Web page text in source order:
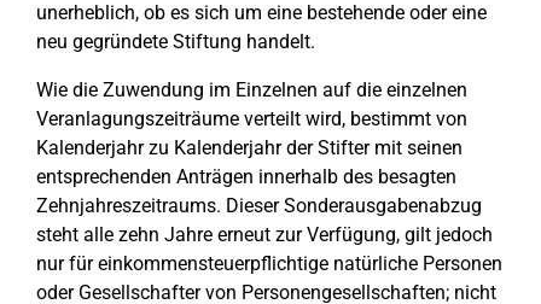
unerheblich, ob es sich um eine bestehende oder eine
neu gegründete Stiftung handelt.
Wie die Zuwendung im Einzelnen auf die einzelnen
Veranlagungszeiträume verteilt wird, bestimmt von
Kalenderjahr zu Kalenderjahr der Stifter mit seinen
entsprechenden Anträgen innerhalb des besagten
Zehnjahreszeitraums. Dieser Sonderausgabenabzug
steht alle zehn Jahre erneut zur Verfügung, gilt jedoch
nur für einkommensteuerpflichtige natürliche Personen
oder Gesellschafter von Personengesellschaften; nicht